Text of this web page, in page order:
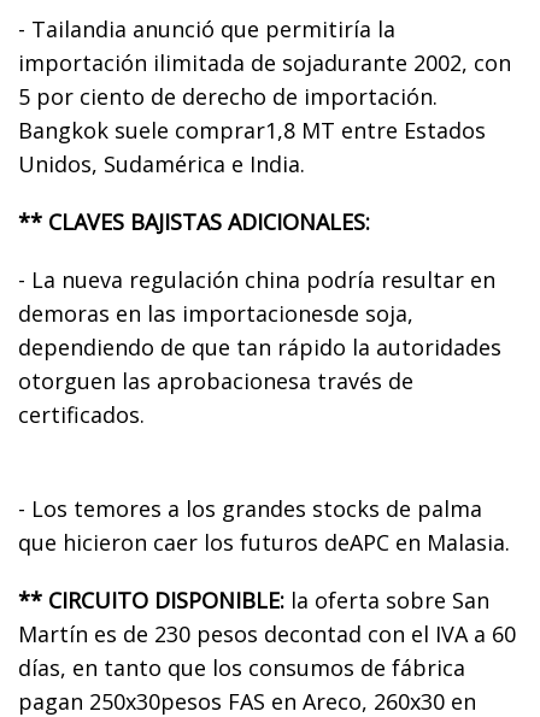
- Tailandia anunció que permitiría la
importación ilimitada de sojadurante 2002, con
5 por ciento de derecho de importación.
Bangkok suele comprar1,8 MT entre Estados
Unidos, Sudamérica e India.
** CLAVES BAJISTAS ADICIONALES:
- La nueva regulación china podría resultar en
demoras en las importacionesde soja,
dependiendo de que tan rápido la autoridades
otorguen las aprobacionesa través de
certificados.
- Los temores a los grandes stocks de palma
que hicieron caer los futuros deAPC en Malasia.
** CIRCUITO DISPONIBLE: la oferta sobre San
Martín es de 230 pesos decontad con el IVA a 60
días, en tanto que los consumos de fábrica
pagan 250x30pesos FAS en Areco, 260x30 en